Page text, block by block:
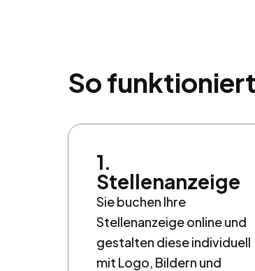
So
1.
Stellenanzeige
Sie buchen Ihre
Stellenanzeige online und
gestalten diese individuell
mit Logo, Bildern und